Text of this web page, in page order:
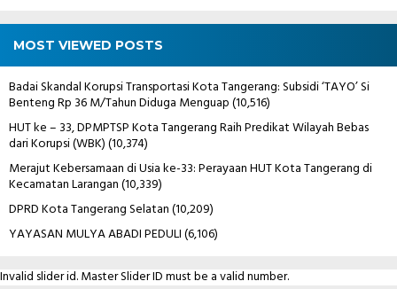
MOST VIEWED POSTS
Badai Skandal Korupsi Transportasi Kota Tangerang: Subsidi ‘TAYO’ Si
Benteng Rp 36 M/Tahun Diduga Menguap(10,516)
HUT ke – 33, DPMPTSP Kota Tangerang Raih Predikat Wilayah Bebas
dari Korupsi (WBK)(10,374)
Merajut Kebersamaan di Usia ke-33: Perayaan HUT Kota Tangerang di
Kecamatan Larangan(10,339)
DPRD Kota Tangerang Selatan(10,209)
YAYASAN MULYA ABADI PEDULI(6,106)
Invalid slider id. Master Slider ID must be a valid number.